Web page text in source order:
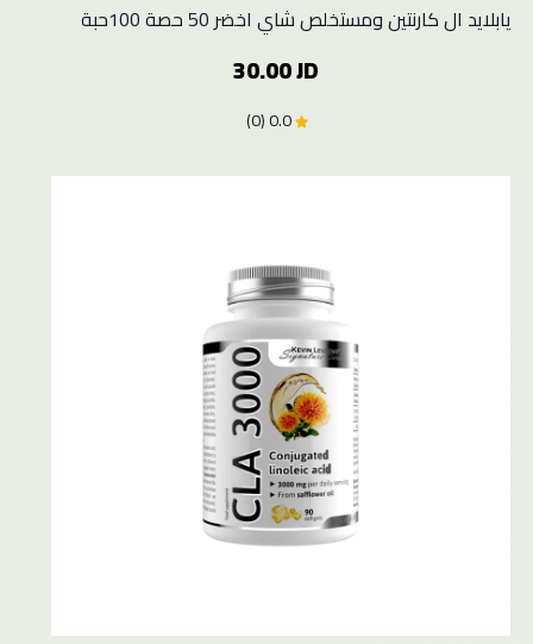
يابلايد ال كارنتين ومستخلص شاي اخضر 50 حصة 100حبة
30.00 JD